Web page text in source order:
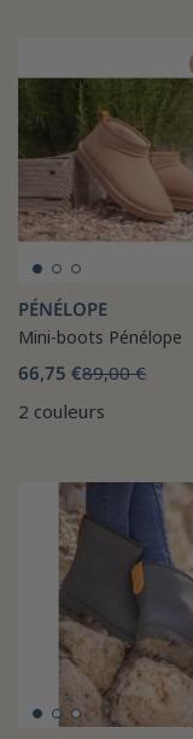
PÉNÉLOPE
Mini-boots Pénélope
66,75 €89,00 €
2 couleurs